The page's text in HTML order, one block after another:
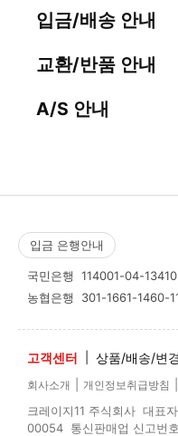
입금/배송 안내
교환/반품 안내
A/S 안내
입금 은행안내
국민은행 114001-04-
농협은행 301-1661-1460-
고객센터 상품/배송/변
회사소개 개인정보취급방침
크레이지11 주식회사 대표
00054 통신판매업 신고번